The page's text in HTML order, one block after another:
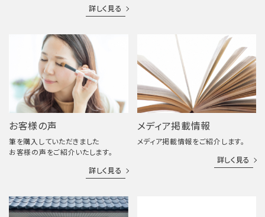
詳しく見る
お客様の声
筆を購入していただきました
お客様の声をご紹介いたします。
詳しく見る
メディア掲載情報
メディア掲載情報をご紹介します。
詳しく見る